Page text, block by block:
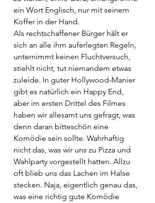
ein Wort Englisch, nur mit seinem
Koffer in der Hand.
Als rechtschaffener Bürger hält er
sich an alle ihm auferlegten Regeln,
unternimmt keinen Fluchtversuch,
stiehlt nicht, tut niemandem etwas
zuleide. In guter Hollywood-Manier
gibt es natürlich ein Happy End,
aber im ersten Drittel des Filmes
haben wir allesamt uns gefragt, was
denn daran bitteschön eine
Komödie sein sollte. Wahrhaftig
nicht das, was wir uns zu Pizza und
Wahlparty vorgestellt hatten. Allzu
oft blieb uns das Lachen im Halse
stecken. Naja, eigentlich genau das,
was eine richtig gute Komödie